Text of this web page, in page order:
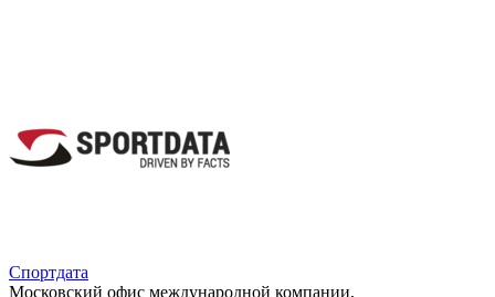
Спортдата
Московский офис международной компании,